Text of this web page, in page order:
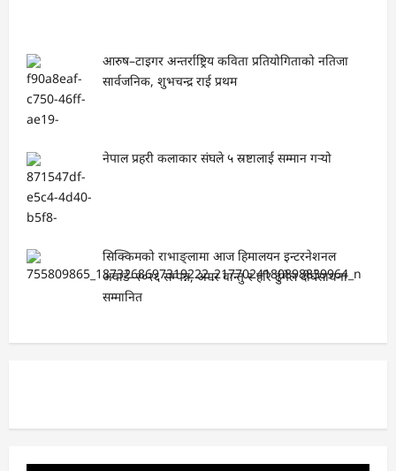
आरुष–टाइगर अन्तर्राष्ट्रिय कविता प्रतियोगिताको नतिजा
सार्वजनिक, शुभचन्द्र राई प्रथम
नेपाल प्रहरी कलाकार संघले ५ स्रष्टालाई सम्मान गर्‍यो
सिक्किमको राभाङ्लामा आज हिमालयन इन्टरनेशनल
अवार्ड–२०२६ सम्पन्न, अमर वान्तु र हरि ढुंगेल दीर्घसाधना
सम्मानित